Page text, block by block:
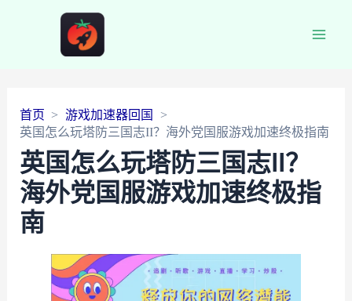
首页
游戏加速器回国
英国怎么玩塔防三国志II？海外党国服游戏加速终极指南
英国怎么玩塔防三国志II？
海外党国服游戏加速终极指
南